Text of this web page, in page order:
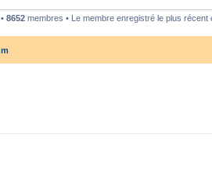
8652 membres • Le membre enregistré le plus récent